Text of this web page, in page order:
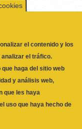
DE
el contenido y los
el tráfico.
que les haya
uso que haya hecho de
página web utilizable
en la página y el